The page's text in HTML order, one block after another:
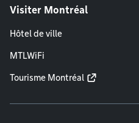
Visiter Montréal
Hôtel de ville
MTLWiFi
Tourisme Montréal